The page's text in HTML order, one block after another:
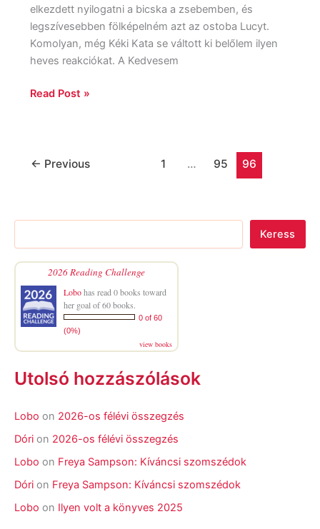
elkezdett nyilogatni a bicska a zsebemben, és
legszívesebben fölképelném azt az ostoba Lucyt.
Komolyan, még Kéki Kata se váltott ki belőlem ilyen
heves reakciókat. A Kedvesem
Read Post »
← Previous 1 … 95 96
Keress
2026 Reading Challenge
Lobohas read 0 books toward
her goal of 60 books.
0 of 60
(0%)
view books
Utolsó hozzászólások
Lobo on 2026-os félévi összegzés
Dóri on 2026-os félévi összegzés
Lobo on Freya Sampson: Kíváncsi szomszédok
Dóri on Freya Sampson: Kíváncsi szomszédok
Lobo on Ilyen volt a könyves 2025